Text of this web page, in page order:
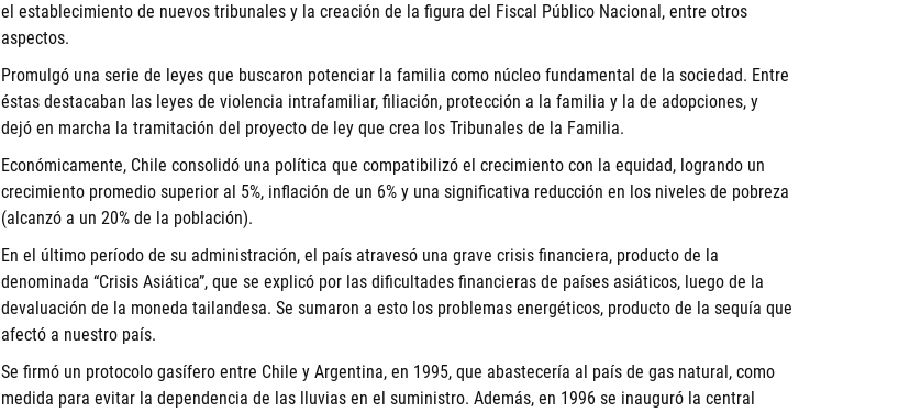
el establecimiento de nuevos tribunales y la creación de la figura del Fiscal Público Nacional, entre otros
aspectos.
Promulgó una serie de leyes que buscaron potenciar la familia como núcleo fundamental de la sociedad. Entre
éstas destacaban las leyes de violencia intrafamiliar, filiación, protección a la familia y la de adopciones, y
dejó en marcha la tramitación del proyecto de ley que crea los Tribunales de la Familia.
Económicamente, Chile consolidó una política que compatibilizó el crecimiento con la equidad, logrando un
crecimiento promedio superior al 5%, inflación de un 6% y una significativa reducción en los niveles de pobreza
(alcanzó a un 20% de la población).
En el último período de su administración, el país atravesó una grave crisis financiera, producto de la
denominada “Crisis Asiática”, que se explicó por las dificultades financieras de países asiáticos, luego de la
devaluación de la moneda tailandesa. Se sumaron a esto los problemas energéticos, producto de la sequía que
afectó a nuestro país.
Se firmó un protocolo gasífero entre Chile y Argentina, en 1995, que abastecería al país de gas natural, como
medida para evitar la dependencia de las lluvias en el suministro. Además, en 1996 se inauguró la central